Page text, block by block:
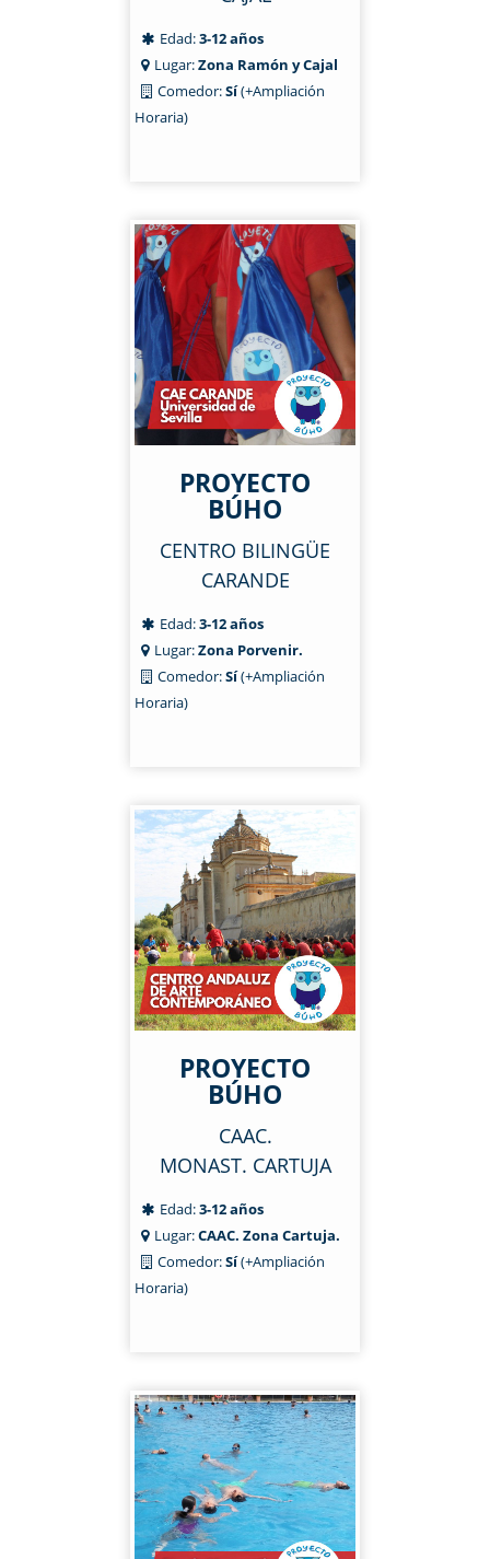
Edad:3-12 años
Lugar:Zona Ramón y Cajal
Comedor:Sí(+Ampliación
Horaria)
PROYECTO
BÚHO
CENTRO BILINGÜE
CARANDE
Edad:3-12 años
Lugar:Zona Porvenir.
Comedor:Sí(+Ampliación
Horaria)
PROYECTO
BÚHO
CAAC.
MONAST. CARTUJA
Edad:3-12 años
Lugar:CAAC. Zona Cartuja.
Comedor:Sí(+Ampliación
Horaria)